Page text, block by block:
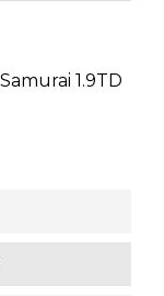
1.9TD